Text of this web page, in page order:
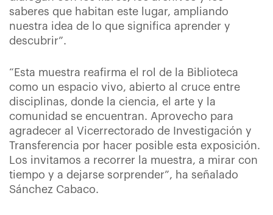
saberes que habitan este lugar, ampliando
nuestra idea de lo que significa aprender y
descubrir”.
“Esta muestra reafirma el rol de la Biblioteca
como un espacio vivo, abierto al cruce entre
disciplinas, donde la ciencia, el arte y la
comunidad se encuentran. Aprovecho para
agradecer al Vicerrectorado de Investigación y
Transferencia por hacer posible esta exposición.
Los invitamos a recorrer la muestra, a mirar con
tiempo y a dejarse sorprender”, ha señalado
Sánchez Cabaco.